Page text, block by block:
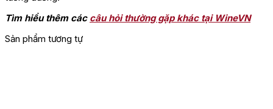
Tìm hiểu thêm các câu hỏi thường gặp khác tại WineVN
Sản phẩm tương tự